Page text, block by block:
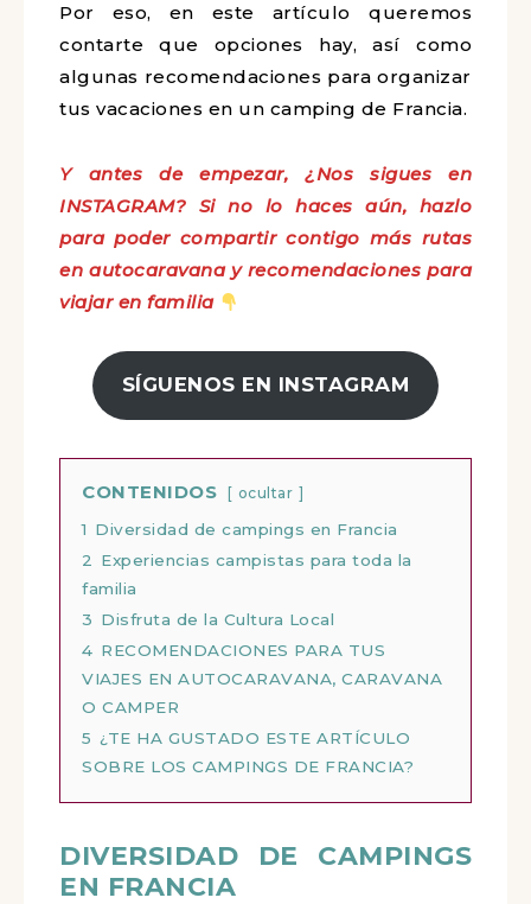
Por eso, en este artículo queremos
contarte que opciones hay, así como
algunas recomendaciones para organizar
tus vacaciones en un camping de Francia.
Y antes de empezar, ¿Nos sigues en
INSTAGRAM? Si no lo haces aún, hazlo
para poder compartir contigo más rutas
en autocaravana y recomendaciones para
viajar en familia
SÍGUENOS EN INSTAGRAM
CONTENIDOS ocultar
1 Diversidad de campings en Francia
2
Experiencias campistas para toda la
familia
3 Disfruta de la Cultura Local
4 RECOMENDACIONES PARA TUS
VIAJES EN AUTOCARAVANA, CARAVANA
O CAMPER
5 ¿TE HA GUSTADO ESTE ARTÍCULO
SOBRE LOS CAMPINGS DE FRANCIA?
DIVERSIDAD DE CAMPINGS
EN FRANCIA